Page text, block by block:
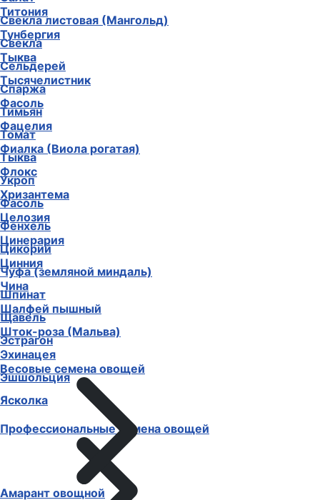
Титония
Тунбергия
Тыква
Тысячелистник
Фасоль
Фацелия
Фиалка (Виола рогатая)
Флокс
Хризантема
Целозия
Цинерария
Цинния
Чина
Шалфей пышный
Шток-роза (Мальва)
Эхинацея
Эшшольция
Ясколка
Профессиональные семена овощей
Свекла листовая (Мангольд)
Свекла
Сельдерей
Спаржа
Тимьян
Томат
Тыква
Укроп
Фасоль
Фенхель
Цикорий
Чуфа (земляной миндаль)
Шпинат
Щавель
Эстрагон
Весовые семена овощей
Амарант овощной